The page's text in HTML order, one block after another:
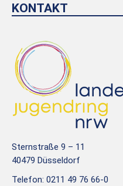
KONTAKT
Sternstraße 9 – 11
40479 Düsseldorf
Telefon: 0211 49 76 66-0